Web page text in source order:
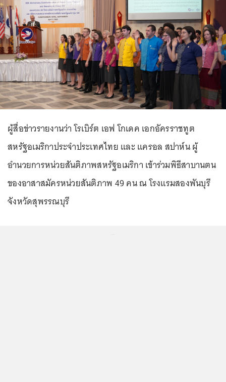
ผู้สื่อข่าวรายงานว่า โรเบิร์ต เอฟ โกเดค เอกอัครราชทูต
สหรัฐอเมริกาประจำประเทศไทย และ แครอล สปาห์น ผู้
อำนวยการหน่วยสันติภาพสหรัฐอเมริกา เข้าร่วมพิธีสาบานตน
ของอาสาสมัครหน่วยสันติภาพ 49 คน ณ โรงแรมสองพันบุรี
จังหวัดสุพรรณบุรี